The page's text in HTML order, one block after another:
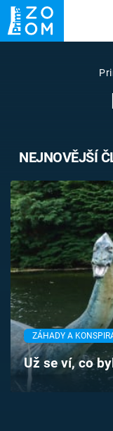
Témata
Témata
Pořady
TV Program
Časopis
Sledujte
NEJNOVĚJŠÍ
ZÁHADY A
Už se ví, co